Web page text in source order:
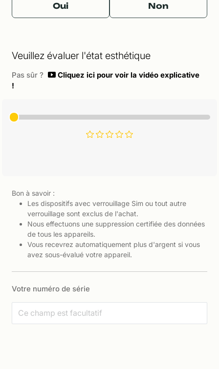
Oui Non
Veuillez évaluer l'état esthétique
Pas sûr ?
Cliquez ici pour voir la vidéo explicative
!
Bon à savoir :
Les dispositifs avec verrouillage Sim ou tout autre
verrouillage sont exclus de l'achat.
Nous effectuons une suppression certifiée des données
de tous les appareils.
Vous recevrez automatiquement plus d'argent si vous
avez sous-évalué votre appareil.
Votre numéro de série